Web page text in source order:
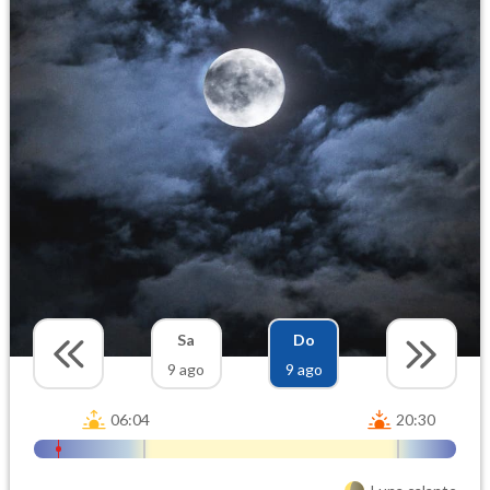
Sa
9 ago
Do
9 ago
06:04 20:30